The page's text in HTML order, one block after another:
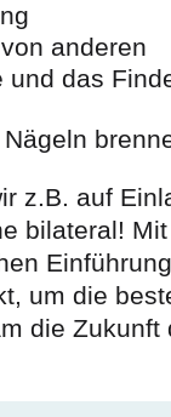
anderen
und das
z.B. auf
bilateral!
um die
die Zukunft